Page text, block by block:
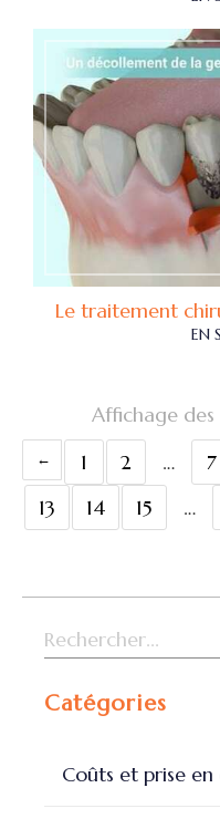
Le traitement
EN
Affichage des
1
2 … 7
13
14 15 …
Rechercher
Catégories
Coûts et prise